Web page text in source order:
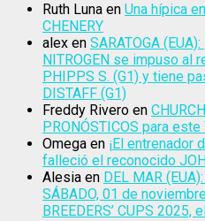
Ruth Luna en Una hípica
CHENERY
alex en SARATOGA
NITROGEN se impuso al
PHIPPS S. (G1) y tiene
DISTAFF (G1)
Freddy Rivero en
PRONÓSTICOS para
Omega en ¡El entrenador
falleció el reconocido
Alesia en DEL MAR
SÁBADO, 01 de
BREEDERS’ CUPS